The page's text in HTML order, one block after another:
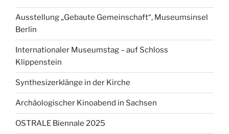
Ausstellung „Gebaute Gemeinschaft“, Museumsinsel
Berlin
Internationaler Museumstag – auf Schloss
Klippenstein
Synthesizerklänge in der Kirche
Archäologischer Kinoabend in Sachsen
OSTRALE Biennale 2025